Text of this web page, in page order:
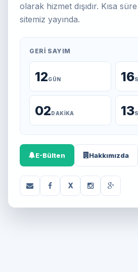
olarak hizmet dışıdır. Kısa
sitemiz yayında.
GERI SAYIM
12GÜN 16
02DAKIKA 13
E-Bülten Hakkımızda
X